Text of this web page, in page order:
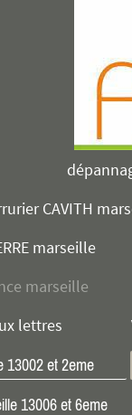
CAVITH
marseille
marseille
lettres
13002 et 2eme
13006 et 6eme